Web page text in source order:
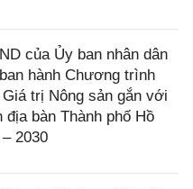
của Ủy ban nhân dân
hành Chương trình
trị Nông sản gắn với
bàn Thành phố Hồ
2030